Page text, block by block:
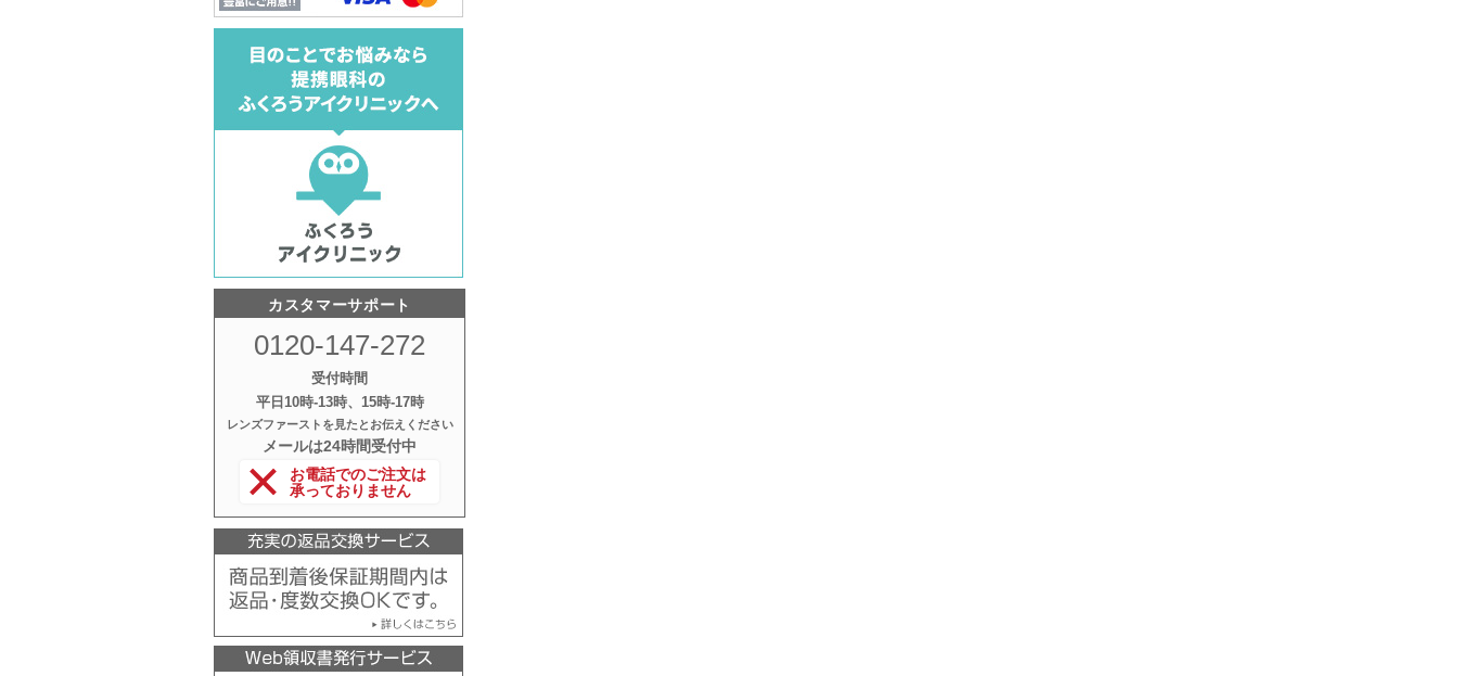
カスタマーサポート
0120-147-272
受付時間
平日10時‐13時、15時‐17時
レンズファーストを見たとお伝えください
メールは24時間受付中
お電話でのご注文は
承っておりません